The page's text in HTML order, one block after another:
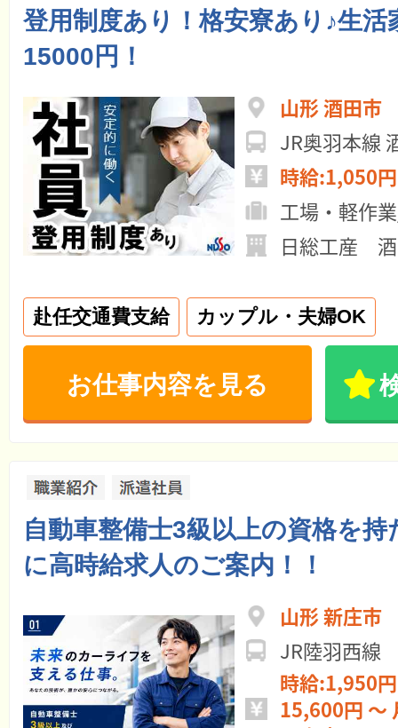
登用制度あり！格安寮あり♪生活
15000円！
山形 酒田市
JR奥羽本線
時給:1,050
工場・軽作
日総工産
赴任交通費支給 カップル・夫婦OK
お仕事内容を見る
自動車整備士3級以上の資格を
に高時給求人のご案内！！
山形 新庄市
JR陸羽西線
時給:1,950
15,600円 ～ 月給:327,600円